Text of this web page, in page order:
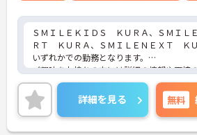
ＳＭＩＬＥＫＩＤＳ ＫＵＲＡ、ＳＭＩＬ
ＲＴ ＫＵＲＡ、ＳＭＩＬＥＮＥＸＴ Ｋ
いずれかでの勤務となります。
ご興味をお持ちの方には詳細の情報や面接
トをお伝えしますのでお気軽にお問い合わ
いませ。
詳細を見る 無料